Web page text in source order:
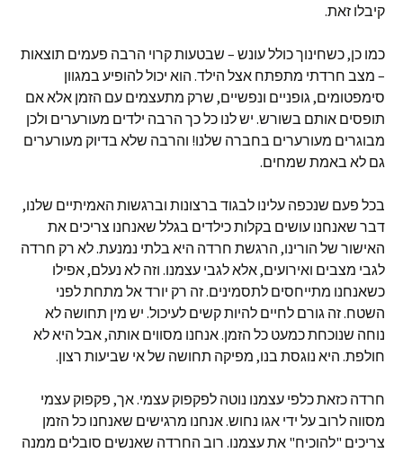
קיבלו זאת.
כמו כן, כשחינוך כולל עונש – שבטעות קרוי הרבה פעמים תוצאות
– מצב חרדתי מתפתח אצל הילד. הוא יכול להופיע במגוון
סימפטומים, גופניים ונפשיים, שרק מתעצמים עם הזמן אלא אם
תופסים אותם בשורש. יש לנו כל כך הרבה ילדים מעורערים ולכן
מבוגרים מעורערים בחברה שלנו! והרבה שלא בדיוק מעורערים
גם לא באמת שמחים.
בכל פעם שנכפה עלינו לבגוד ברצונות וברגשות האמיתיים שלנו,
דבר שאנחנו עושים בקלות כילדים בגלל שאנחנו צריכים את
האישור של הורינו, הרגשת חרדה היא בלתי נמנעת. לא רק חרדה
לגבי מצבים ואירועים, אלא לגבי עצמנו. וזה לא נעלם, אפילו
כשאנחנו מתייחסים לתסמינים. זה רק יורד אל מתחת לפני
השטח. זה גורם לחיים להיות קשים לעיכול. יש מין תחושה לא
נוחה שנוכחת כמעט כל הזמן. אנחנו מסווים אותה, אבל היא לא
חולפת. היא נוגסת בנו, מפיקה תחושה של אי שביעות רצון.
חרדה כזאת כלפי עצמנו נוטה לפקפוק עצמי. אך, פקפוק עצמי
מסווה לרוב על ידי אגו נחוש. אנחנו מרגישים שאנחנו כל הזמן
צריכים "להוכיח" את עצמנו. רוב החרדה שאנשים סובלים ממנה